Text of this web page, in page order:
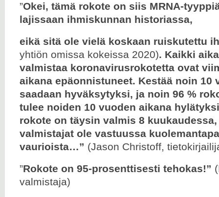
”Okei, tämä rokote on siis MRNA-
lajissaan ihmiskunnan historiassa,
eikä sitä ole vielä koskaan ruiskutettu
yhtiön omissa kokeissa 2020). Kaikki
valmistaa koronavirusrokotetta ovat
aikana epäonnistuneet. Kestää noin 10
saadaan hyväksytyksi, ja noin 96 %
tulee noiden 10 vuoden aikana
rokote on täysin valmis 8
valmistajat ole vastuussa
vaurioista…” (Jason Christoff,
”Rokote on 95-prosenttisesti tehokas!”
valmistaja)